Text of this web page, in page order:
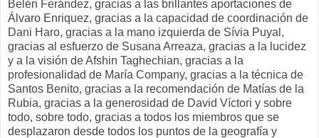
Belén Ferández, gracias a las brillantes aportaciones de
Álvaro Enriquez, gracias a la capacidad de coordinación de
Dani Haro, gracias a la mano izquierda de Sívia Puyal ,
gracias al esfuerzo de Susana Arreaza, gracias a la lucidez
y a la visión deAfshin Taghechian, gracias a la
profesionalidad de María Company, gracias a la técnica de
Santos Benito, gracias a la recomendación de Matías de la
Rubia, gracias a la generosidad de David Víctori y sobre
todo, sobre todo, gracias a todos los miembros que se
desplazaron desde todos los puntos de la geografía y